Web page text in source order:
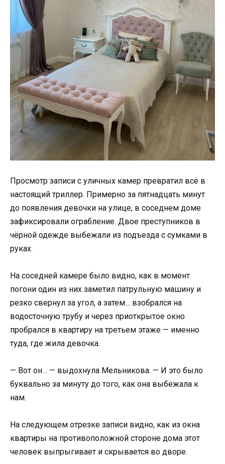
Просмотр записи с уличных камер превратил всё в
настоящий триллер. Примерно за пятнадцать минут
до появления девочки на улице, в соседнем доме
зафиксировали ограбление. Двое преступников в
чёрной одежде выбежали из подъезда с сумками в
руках.
На соседней камере было видно, как в момент
погони один из них заметил патрульную машину и
резко свернул за угол, а затем… взобрался на
водосточную трубу и через приоткрытое окно
пробрался в квартиру на третьем этаже — именно
туда, где жила девочка.
— Вот он… — выдохнула Мельникова. — И это было
буквально за минуту до того, как она выбежала к
нам.
На следующем отрезке записи видно, как из окна
квартиры на противоположной стороне дома этот
человек выпрыгивает и скрывается во дворе.